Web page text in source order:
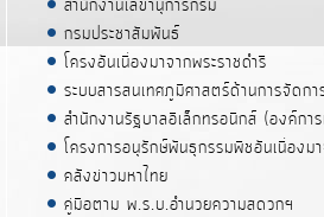
สำนักงานเลขานุการกรม
กรมประชาสัมพันธ์
โครงอันเนื่องมาจากพระราชดำริ
ระบบสารสนเทศภูมิศาสตร์ด้านการจัดกา
สำนักงานรัฐบาลอิเล็กทรอนิกส์ (องค์กา
โครงการอนุรักษ์พันธุกรรมพืชอันเนื่องม
คลังข่าวมหาไทย
คู่มือตาม พ.ร.บ.อำนวยความสดวกฯ